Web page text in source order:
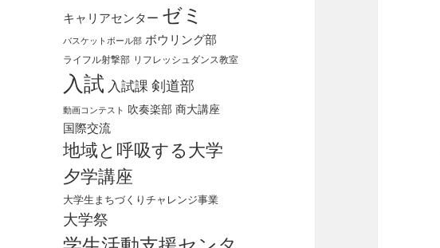
キャリアセンター ゼミ
バスケットボール部 ボウリング部
ライフル射撃部 リフレッシュダンス教室
入試 入試課 剣道部
動画コンテスト 吹奏楽部 商大講座
国際交流
地域と呼吸する大学
夕学講座
大学生まちづくりチャレンジ事業
大学祭